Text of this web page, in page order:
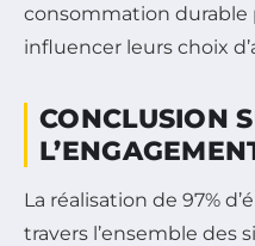
consommation
influencer leurs choix
CONCLUSION
La réalisation de 97%
travers l’ensemble des